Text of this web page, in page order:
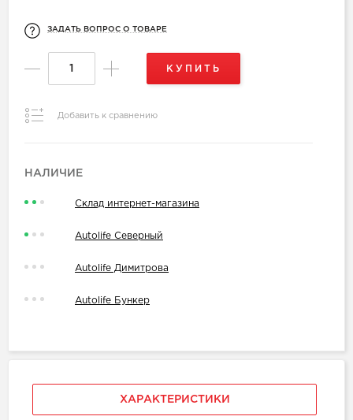
ЗАДАТЬ ВОПРОС О ТОВАРЕ
КУПИТЬ
Добавить к сравнению
НАЛИЧИЕ
Склад интернет-магазина
Autolife Северный
Autolife Димитрова
Autolife Бункер
ХАРАКТЕРИСТИКИ